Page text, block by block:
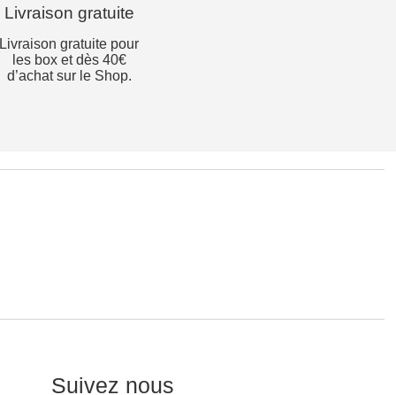
Livraison gratuite
Livraison gratuite pour
les box et dès 40€
d’achat sur le Shop.
Suivez nous